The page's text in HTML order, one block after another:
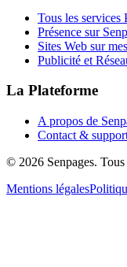
Tous les services
Présence sur
Sites Web sur
Publicité et
La Plateforme
A propos de
Contact &
© 2026 Senpages. Tous
Mentions légales